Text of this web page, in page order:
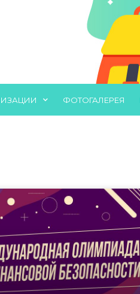
ФОТОГАЛЕРЕЯ